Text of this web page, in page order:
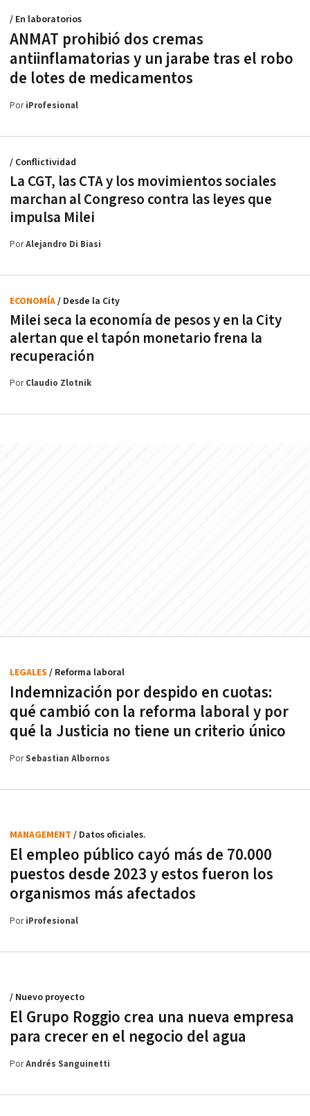
ANMAT prohibió dos cremas
antiinflamatorias y un jarabe tras el robo
de lotes de medicamentos
/ En laboratorios
PoriProfesional
La CGT, las CTA y los movimientos sociales
marchan al Congreso contra las leyes que
impulsa Milei
/ Conflictividad
PorAlejandro Di Biasi
Milei seca la economía de pesos y en la City
alertan que el tapón monetario frena la
recuperación
ECONOMÍA/ Desde la City
PorClaudio Zlotnik
Indemnización por despido en cuotas:
qué cambió con la reforma laboral y por
qué la Justicia no tiene un criterio único
LEGALES / Reforma laboral
PorSebastian Albornos
El empleo público cayó más de 70.000
puestos desde 2023 y estos fueron los
organismos más afectados
MANAGEMENT / Datos oficiales.
PoriProfesional
El Grupo Roggio crea una nueva empresa
para crecer en el negocio del agua
/ Nuevo proyecto
PorAndrés Sanguinetti